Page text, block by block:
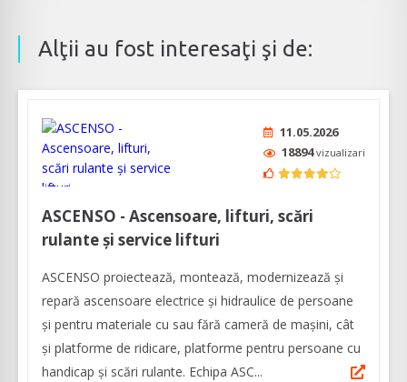
Alţii au fost interesaţi şi de:
11.05.2026
18894vizualizari
ASCENSO - Ascensoare, lifturi, scări
rulante și service lifturi
ASCENSO proiectează, montează, modernizează și
repară ascensoare electrice și hidraulice de persoane
și pentru materiale cu sau fără cameră de mașini, cât
și platforme de ridicare, platforme pentru persoane cu
handicap și scări rulante. Echipa ASC...